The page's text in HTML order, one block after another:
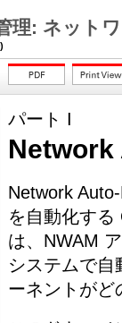
理: ネット
パート I
Network
Network
を自動化す
は、NWAM
システムで
ーネントがど